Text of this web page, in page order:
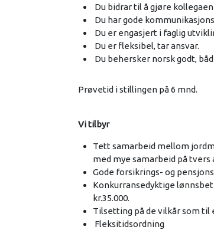
Du bidrar til å gjøre
Du har gode
Du er engasjert i faglig
Du er fleksibel, tar ansvar.
Du behersker norsk godt,
Prøvetid i stillingen på 6 mnd.
Vi tilbyr
Tett samarbeid mellom
med mye samarbeid på
Gode forsikrings- og
Konkurransedyktige
kr.35.000.
Tilsetting på de vilkår som til
Fleksitidsordning